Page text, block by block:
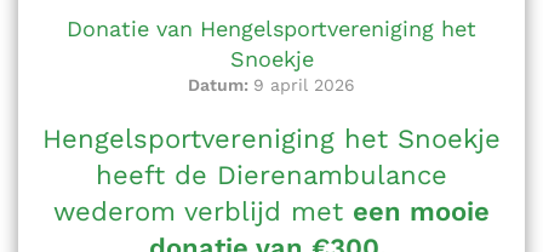
Donatie van Hengelsportvereniging het
Snoekje
Datum: 9 april 2026
Hengelsportvereniging het Snoekje
heeft de Dierenambulance
wederom verblijd met een mooie